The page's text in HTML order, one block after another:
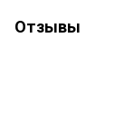
Отзывы